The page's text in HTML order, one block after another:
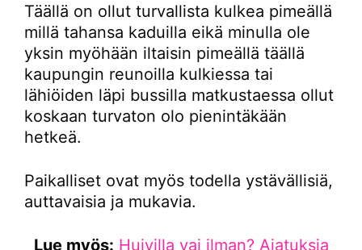
Täällä on ollut turvallista kulkea pimeällä
millä tahansa kaduilla eikä minulla ole
yksin myöhään iltaisin pimeällä täällä
kaupungin reunoilla kulkiessa tai
lähiöiden läpi bussilla matkustaessa ollut
koskaan turvaton olo pienintäkään
hetkeä.
Paikalliset ovat myös todella ystävällisiä,
auttavaisia ja mukavia.
Lue myös: Huivilla vai ilman? Ajatuksia